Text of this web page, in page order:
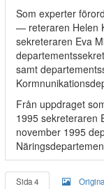
Som experter
— reteraren Helen
sekreteraren Eva
samt
Från uppdraget
1995 sekreteraren
november 1995
Sida 4